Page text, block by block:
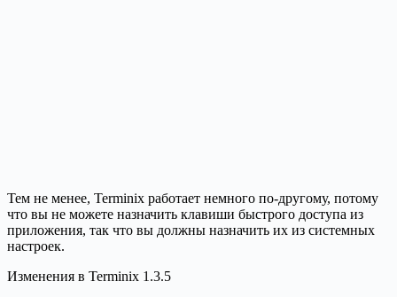
Тем не менее, Terminix работает немного по-другому, потому
что вы не можете назначить клавиши быстрого доступа из
приложения, так что вы должны назначить их из системных
настроек.
Изменения в Terminix 1.3.5